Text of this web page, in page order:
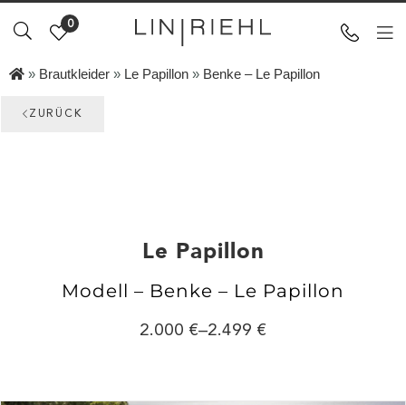
0
» Brautkleider » Le Papillon » Benke – Le Papillon
ZURÜCK
Le Papillon
Modell – Benke – Le Papillon
2.000 –2.499